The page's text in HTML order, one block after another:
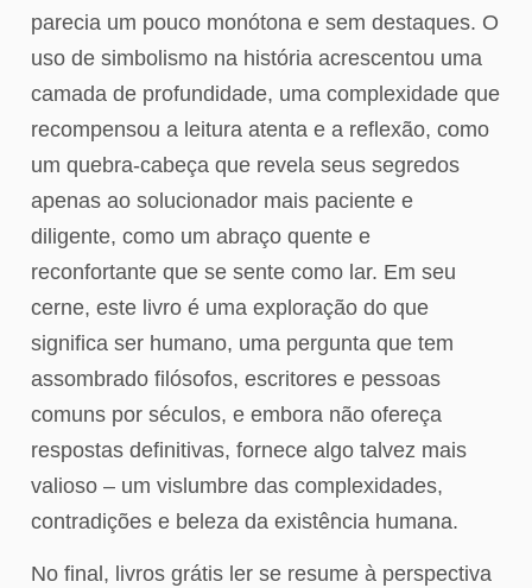
parecia um pouco monótona e sem destaques. O
uso de simbolismo na história acrescentou uma
camada de profundidade, uma complexidade que
recompensou a leitura atenta e a reflexão, como
um quebra-cabeça que revela seus segredos
apenas ao solucionador mais paciente e
diligente, como um abraço quente e
reconfortante que se sente como lar. Em seu
cerne, este livro é uma exploração do que
significa ser humano, uma pergunta que tem
assombrado filósofos, escritores e pessoas
comuns por séculos, e embora não ofereça
respostas definitivas, fornece algo talvez mais
valioso – um vislumbre das complexidades,
contradições e beleza da existência humana.
No final, livros grátis ler se resume à perspectiva